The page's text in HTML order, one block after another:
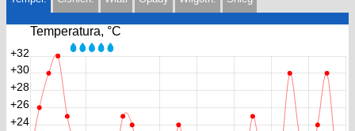
Temperatura, °С
+24
+26
+28
+30
+32